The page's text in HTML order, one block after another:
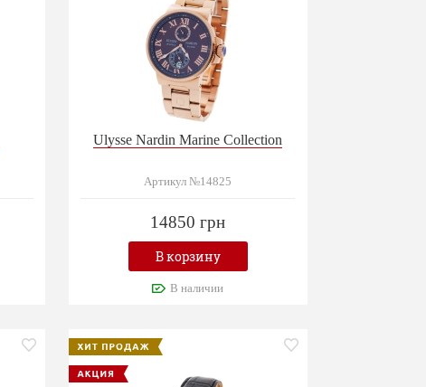
Ulysse Nardin Marine Collection
Артикул №14825
14850 грн
В корзину
В наличии